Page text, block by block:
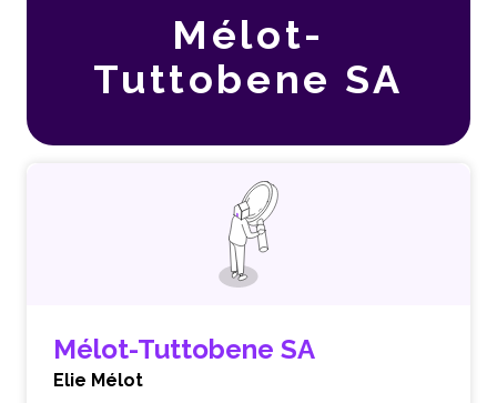
Mélot-
Tuttobene SA
Mélot-Tuttobene SA
Elie Mélot